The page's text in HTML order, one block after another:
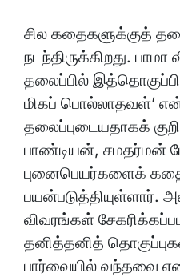
சில கதைகளுக்குத்
நடந்திருக்கிறது.
தலைப்பில்
மிகப் பொல்லாதவள்’
தலைப்புடையதாகக்
பாண்டியன், சமதர்மன்
புனைபெயர்களைக்
பயன்படுத்தியுள்ளார்.
விவரங்கள்
தனித்தனித்
பார்வையில் வந்தவை